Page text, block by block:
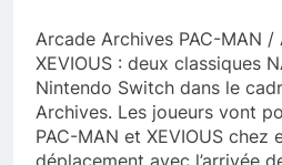
Arcade Archives PAC-MAN
XEVIOUS : deux classiques
Nintendo Switch dans le
Archives. Les joueurs vont
PAC-MAN et XEVIOUS chez
déplacement avec l’arrivée